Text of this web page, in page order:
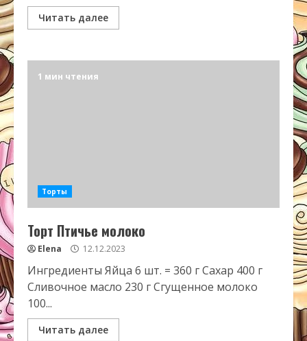
Читать далее
1 мин чтения
Торты
Торт Птичье молоко
Elena 12.12.2023
Ингредиенты Яйца 6 шт. = 360 г Сахар 400 г
Сливочное масло 230 г Сгущенное молоко
100...
Читать далее